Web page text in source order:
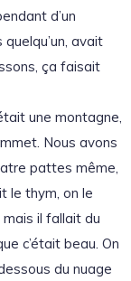
d’un
avait
ça faisait
une montagne,
Nous avons
pattes même,
le thym, on le
il fallait du
c’était beau. On
du nuage